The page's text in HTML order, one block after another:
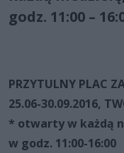
godz. 11:00 –
PRZYTULNY PLAC
25.06-30.09.2016,
* otwarty w każdą
w godz. 11:00-16:00